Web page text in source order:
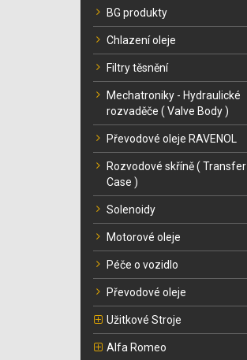
BG produkty
Chlazení oleje
Filtry těsnění
Mechatroniky - Hydraulické
rozvaděče ( Valve Body )
Převodové oleje RAVENOL
Rozvodové skříně ( Transfer
Case )
Solenoidy
Motorové oleje
Péče o vozidlo
Převodové oleje
Užitkové Stroje
Alfa Romeo